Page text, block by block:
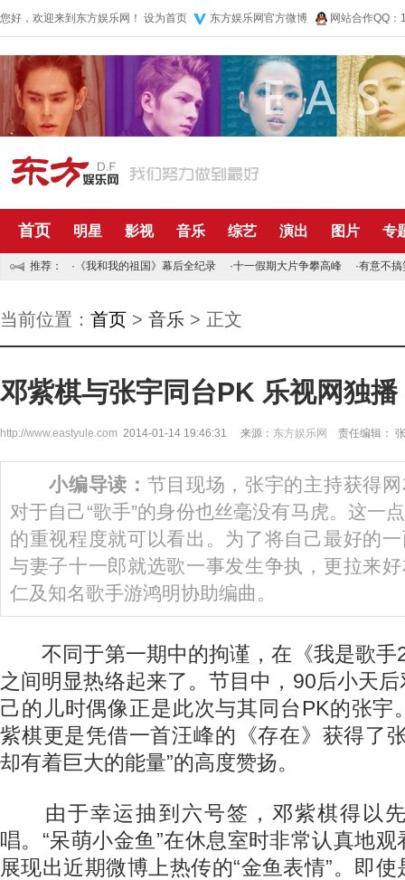
您好，欢迎来到东方娱乐网！ 设为首页 东方娱乐网官方微博 网站合作QQ
首页 明星 影视 音乐 综艺 演出 图片 专
推荐： · 《我和我的祖国》幕后全纪录 ·十一假期大片争攀高峰 ·有意不搞
当前位置： 首页 > 音乐 > 正文
邓紫棋与张宇同台PK 乐视网独
http://www.eastyule.com 2014-01-14 19:46:31 来源： 东方娱乐网 责任编辑：
小编导读： 节目现场，张宇的主持获得
对于自己“歌手”的身份也丝毫没有马虎。这一
的重视程度就可以看出。为了将自己最好的
与妻子十一郎就选歌一事发生争执，更拉来
仁及知名歌手游鸿明协助编曲。
不同于第一期中的拘谨，在《我是歌手
之间明显热络起来了。节目中，90后小天
己的儿时偶像正是此次与其同台PK的张宇
紫棋更是凭借一首汪峰的《存在》获得了
却有着巨大的能量”的高度赞扬。
由于幸运抽到六号签，邓紫棋得以先
唱。“呆萌小金鱼”在休息室时非常认真地
展现出近期微博上热传的“金鱼表情”。即